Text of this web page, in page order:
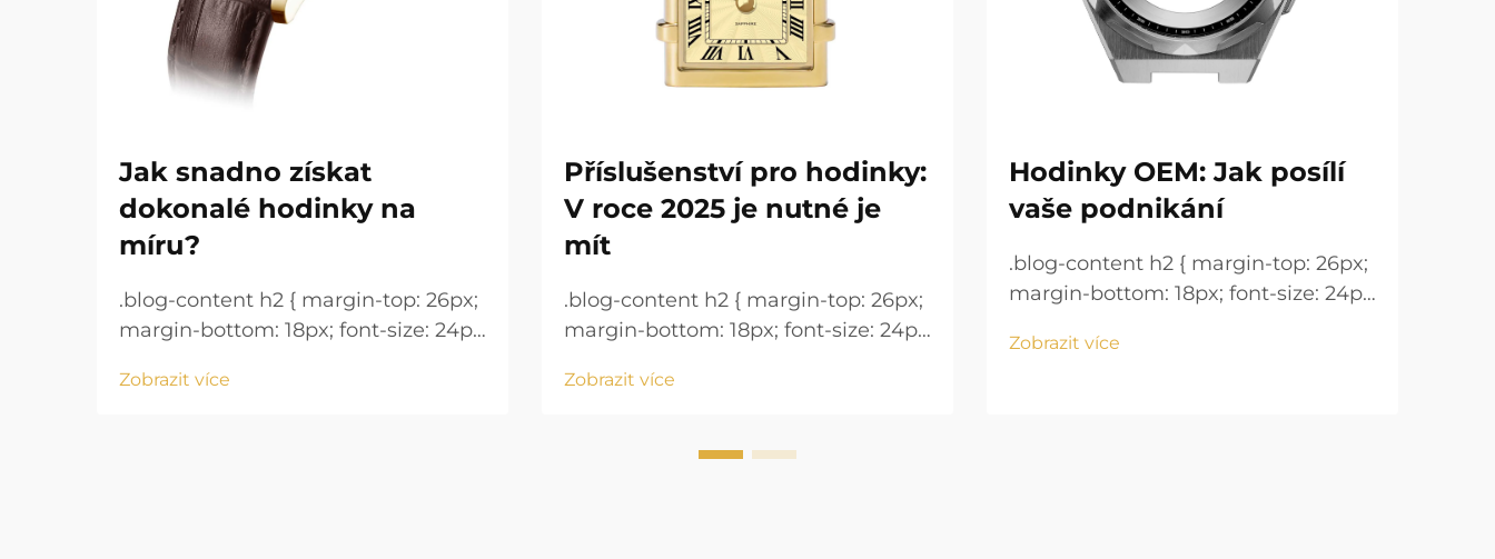
Jak snadno získat
dokonalé hodinky na
míru?
.blog-content h2 { margin-top: 26px;
margin-bottom: 18px; font-size: 24px
height: normal; } .blog-content h3 {
Zobrazit více
Příslušenství pro hodinky:
V roce 2025 je nutné je
mít
.blog-content h2 { margin-top: 26px;
margin-bottom: 18px; font-size: 24px
height: normal; } .blog-content h3 {
18px; font-size: 20px !important;
Zobrazit více
Hodinky OEM: Jak posílí
vaše podnikání
.blog-content h2 { margin-top: 26px;
margin-bottom: 18px; font-size: 24px
height: normal; } .blog-content h3 {
Zobrazit více